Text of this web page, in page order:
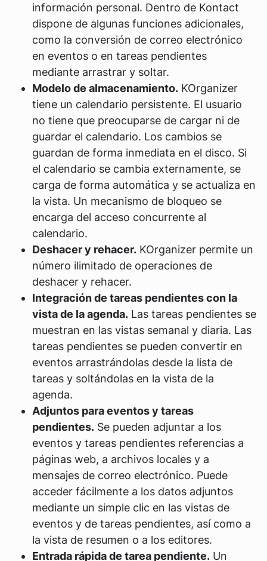
información personal. Dentro de Kontact
dispone de algunas funciones adicionales,
como la conversión de correo electrónico
en eventos o en tareas pendientes
mediante arrastrar y soltar.
Modelo de almacenamiento. KOrganizer
tiene un calendario persistente. El usuario
no tiene que preocuparse de cargar ni de
guardar el calendario. Los cambios se
guardan de forma inmediata en el disco. Si
el calendario se cambia externamente, se
carga de forma automática y se actualiza en
la vista. Un mecanismo de bloqueo se
encarga del acceso concurrente al
calendario.
Deshacer y rehacer. KOrganizer permite un
número ilimitado de operaciones de
deshacer y rehacer.
Integración de tareas pendientes con la
vista de la agenda. Las tareas pendientes se
muestran en las vistas semanal y diaria. Las
tareas pendientes se pueden convertir en
eventos arrastrándolas desde la lista de
tareas y soltándolas en la vista de la
agenda.
Adjuntos para eventos y tareas
pendientes. Se pueden adjuntar a los
eventos y tareas pendientes referencias a
páginas web, a archivos locales y a
mensajes de correo electrónico. Puede
acceder fácilmente a los datos adjuntos
mediante un simple clic en las vistas de
eventos y de tareas pendientes, así como a
la vista de resumen o a los editores.
Entrada rápida de tarea pendiente. Un